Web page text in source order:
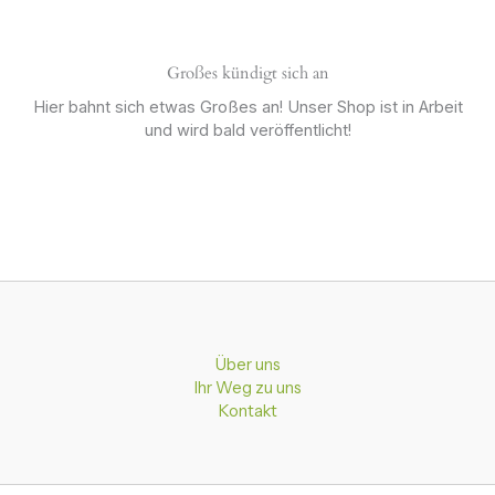
Großes kündigt sich an
Hier bahnt sich etwas Großes an! Unser Shop ist in Arbeit
und wird bald veröffentlicht!
Über uns
Ihr Weg zu uns
Kontakt